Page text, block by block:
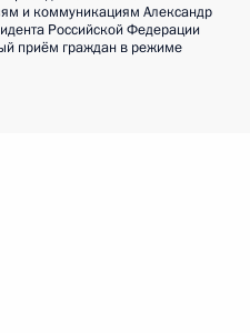
и коммуникациям Александр
Российской Федерации
приём граждан в режиме